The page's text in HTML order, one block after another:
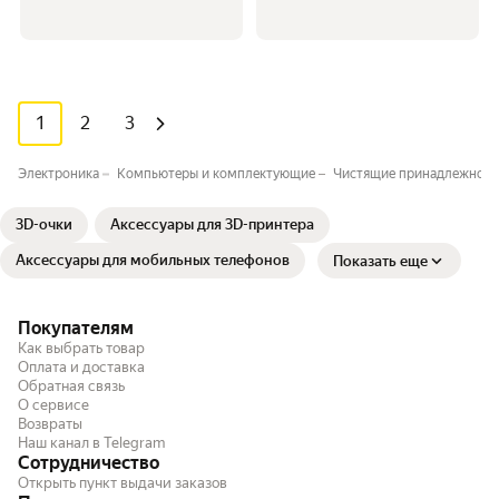
1 2 3
Электроника Компьютеры и комплектующие Чистящие
3D-очки Аксессуары для 3D-принтера
Аксессуары для мобильных телефонов Показать еще
Покупателям
Как выбрать товар
Оплата и доставка
Обратная связь
О сервисе
Возвраты
Наш канал в Telegram
Сотрудничество
Открыть пункт выдачи заказов